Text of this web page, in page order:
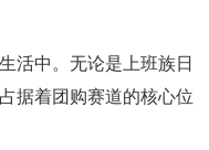
活中。无论是上班族日
据着团购赛道的核心位